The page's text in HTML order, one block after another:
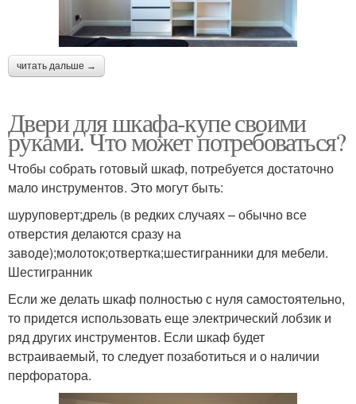
читать дальше →
Двери для шкафа-купе своими
руками. Что может потребоваться?
Чтобы собрать готовый шкаф, потребуется достаточно
мало инструментов. Это могут быть:
шуруповерт;дрель (в редких случаях – обычно все
отверстия делаются сразу на
заводе);молоток;отвертка;шестигранники для мебели.
Шестигранник
Если же делать шкаф полностью с нуля самостоятельно,
то придется использовать еще электрический лобзик и
ряд других инструментов. Если шкаф будет
встраиваемый, то следует позаботиться и о наличии
перфоратора.